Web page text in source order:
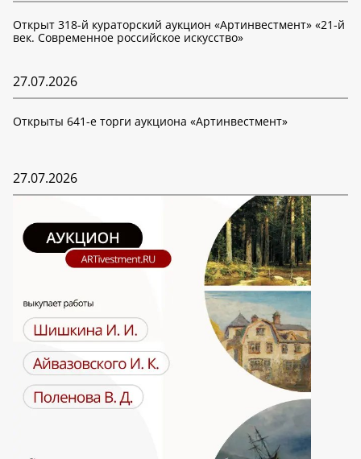
Открыт 318-й кураторский аукцион «Артинвестмент» «21-й
век. Современное российское искусство»
27.07.2026
Открыты 641-е торги аукциона «Артинвестмент»
27.07.2026